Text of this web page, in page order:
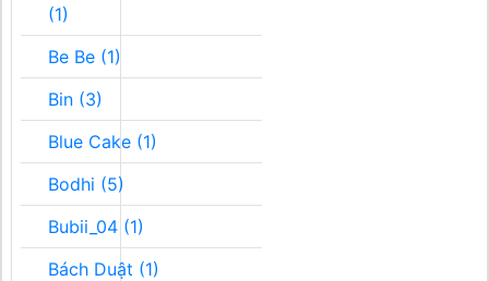
(1)
Be Be (1)
Bin (3)
Blue Cake (1)
Bodhi (5)
Bubii_04 (1)
Bách Duật (1)